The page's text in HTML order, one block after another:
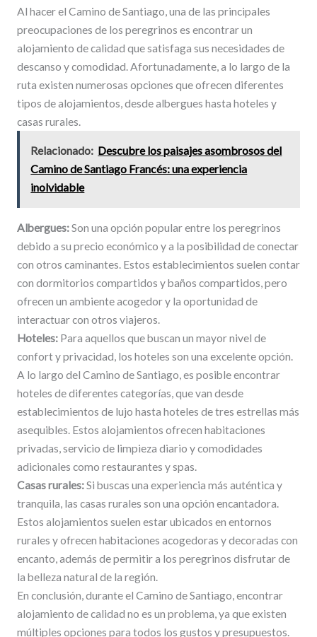
Al hacer el Camino de Santiago, una de las principales
preocupaciones de los peregrinos es encontrar un
alojamiento de calidad que satisfaga sus necesidades de
descanso y comodidad. Afortunadamente, a lo largo de la
ruta existen numerosas opciones que ofrecen diferentes
tipos de alojamientos, desde albergues hasta hoteles y
casas rurales.
Relacionado: Descubre los paisajes asombrosos del
Camino de Santiago Francés: una experiencia
inolvidable
Albergues:Son una opción popular entre los peregrinos
debido a su precio económico y a la posibilidad de conectar
con otros caminantes. Estos establecimientos suelen contar
con dormitorios compartidos y baños compartidos, pero
ofrecen un ambiente acogedor y la oportunidad de
interactuar con otros viajeros.
Hoteles:Para aquellos que buscan un mayor nivel de
confort y privacidad, los hoteles son una excelente opción.
A lo largo del Camino de Santiago, es posible encontrar
hoteles de diferentes categorías, que van desde
establecimientos de lujo hasta hoteles de tres estrellas más
asequibles. Estos alojamientos ofrecen habitaciones
privadas, servicio de limpieza diario y comodidades
adicionales como restaurantes y spas.
Casas rurales:Si buscas una experiencia más auténtica y
tranquila, las casas rurales son una opción encantadora.
Estos alojamientos suelen estar ubicados en entornos
rurales y ofrecen habitaciones acogedoras y decoradas con
encanto, además de permitir a los peregrinos disfrutar de
la belleza natural de la región.
En conclusión, durante el Camino de Santiago, encontrar
alojamiento de calidad no es un problema, ya que existen
múltiples opciones para todos los gustos y presupuestos.